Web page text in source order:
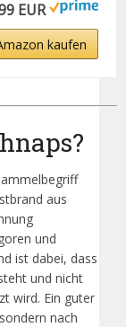
EUR
kaufen
aus
und
ist dabei, dass
und nicht
wird. Ein guter
nach